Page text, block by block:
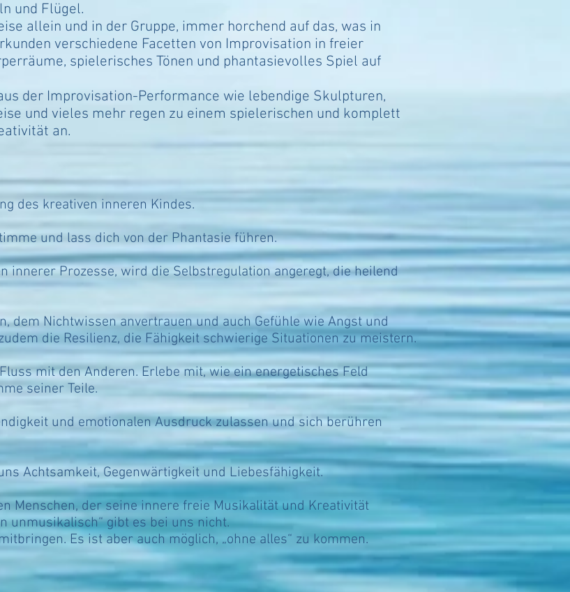
und Flügel.
allein und in der Gruppe, immer horchend auf das, was in
verschiedene Facetten von Improvisation in freier
spielerisches Tönen und phantasievolles Spiel auf
der Improvisation-Performance wie lebendige Skulpturen,
und vieles mehr regen zu einem spielerischen und komplett
an.
des kreativen inneren Kindes.
und lass dich von der Phantasie führen.
innerer Prozesse, wird die Selbstregulation angeregt, die heilend
dem Nichtwissen anvertrauen und auch Gefühle wie Angst und
die Resilienz, die Fähigkeit schwierige Situationen zu meistern.
mit den Anderen. Erlebe mit, wie ein energetisches Feld
seiner Teile.
und emotionalen Ausdruck zulassen und sich berühren
Achtsamkeit, Gegenwärtigkeit und Liebesfähigkeit.
Menschen, der seine innere freie Musikalität und Kreativität
unmusikalisch“ gibt es bei uns nicht.
Es ist aber auch möglich, „ohne alles“ zu kommen.